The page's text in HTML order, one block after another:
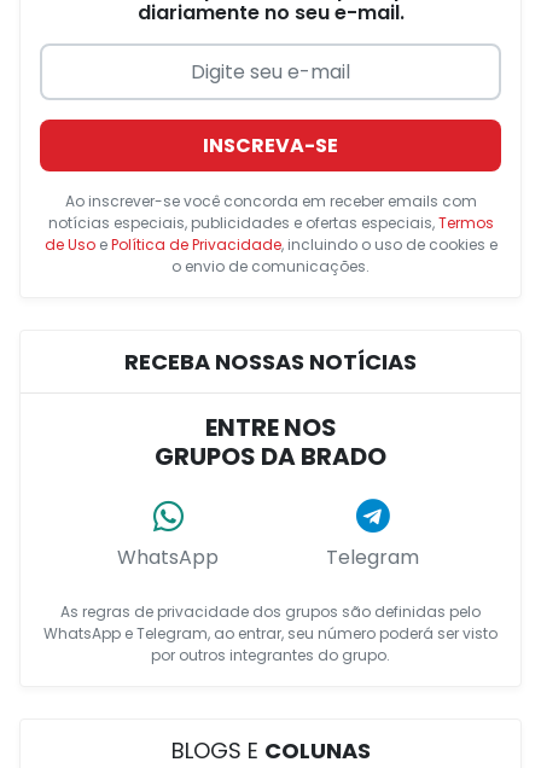
diariamente no seu e-mail.
INSCREVA-SE
Ao inscrever-se você concorda em receber emails com
notícias especiais, publicidades e ofertas especiais,Termos
de UsoePolítica de Privacidade, incluindo o uso de cookies e
o envio de comunicações.
RECEBA NOSSAS NOTÍCIAS
ENTRE NOS
GRUPOS DA BRADO
WhatsApp Telegram
As regras de privacidade dos grupos são definidas pelo
WhatsApp e Telegram, ao entrar, seu número poderá ser visto
por outros integrantes do grupo.
BLOGS E COLUNAS